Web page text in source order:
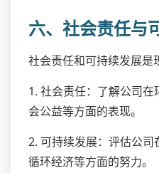
六、社会责任与
社会责任和可持续发展是
1. 社会责任：了解公司
会公益等方面的表现。
2. 可持续发展：评估公
循环经济等方面的努力。